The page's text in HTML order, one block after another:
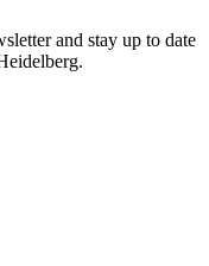
and stay up to date